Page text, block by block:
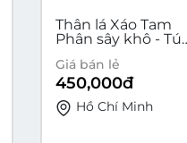
Thân lá Xáo Tam
Phân sây khô - Túi
Giá bán lẻ
450,000đ
Hồ Chí Minh